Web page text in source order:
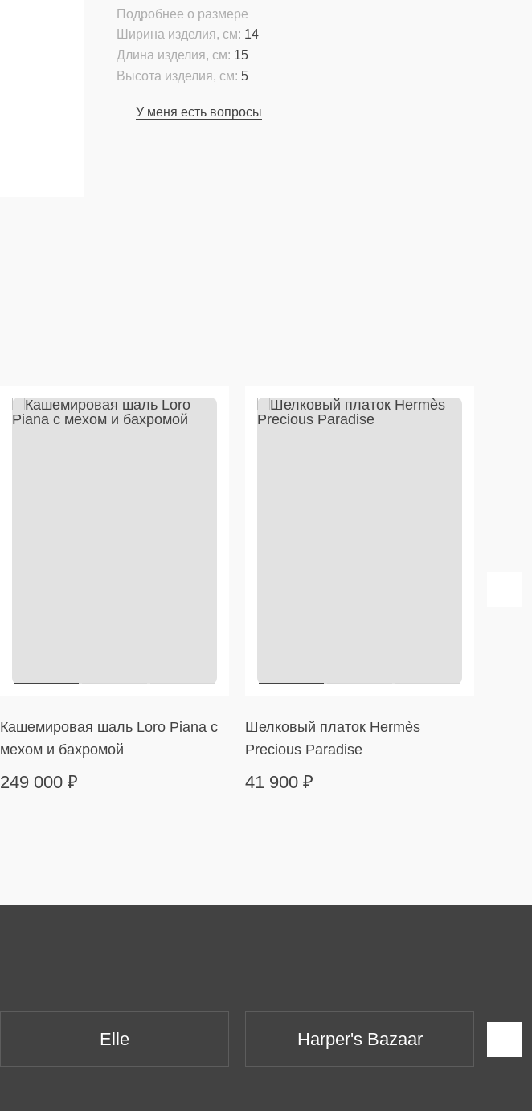
Подробнее о размере
Высота изделия, см: 5
Длина изделия, см: 15
Ширина изделия, см: 14
У меня есть вопросы
Кашемировая шаль Loro Piana с
мехом и бахромой
249 000 ₽
Шелковый платок Hermès
Precious Paradise
41 900 ₽
Elle Harper's Bazaar